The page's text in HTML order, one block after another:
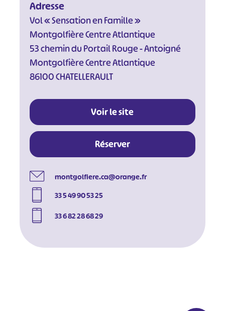
Adresse
Vol « Sensation en Famille »
Montgolfière Centre Atlantique
53 chemin du Portail Rouge - Antoigné
Montgolfière Centre Atlantique
86100 CHATELLERAULT
Voir le site
Réserver
montgolfiere.ca@orange.fr
33 5 49 90 53 25
33 6 82 28 68 29
#